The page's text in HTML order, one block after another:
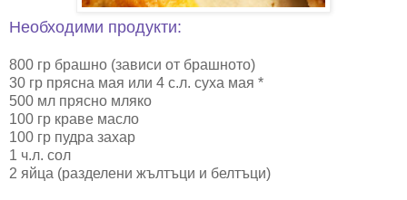
Необходими продукти:
800 гр брашно (зависи от брашното)
30 гр прясна мая или 4 с.л. суха мая *
500 мл прясно мляко
100 гр краве масло
100 гр пудра захар
1 ч.л. сол
2 яйца (разделени жълтъци и белтъци)